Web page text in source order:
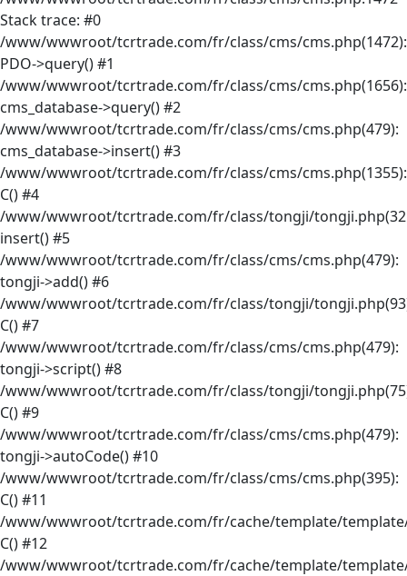
Stack trace: #0
/www/wwwroot/tcrtrade.com/fr/class/cms/cms.php(1472):
PDO->query() #1
/www/wwwroot/tcrtrade.com/fr/class/cms/cms.php(1656):
cms_database->query() #2
/www/wwwroot/tcrtrade.com/fr/class/cms/cms.php(479):
cms_database->insert() #3
/www/wwwroot/tcrtrade.com/fr/class/cms/cms.php(1355):
C() #4
/www/wwwroot/tcrtrade.com/fr/class/tongji/
insert() #5
/www/wwwroot/tcrtrade.com/fr/class/cms/cms.php(479):
tongji->add() #6
/www/wwwroot/tcrtrade.com/fr/class/tongji/
C() #7
/www/wwwroot/tcrtrade.com/fr/class/cms/cms.php(479):
tongji->script() #8
/www/wwwroot/tcrtrade.com/fr/class/tongji/
C() #9
/www/wwwroot/tcrtrade.com/fr/class/cms/cms.php(479):
tongji->autoCode() #10
/www/wwwroot/tcrtrade.com/fr/class/cms/cms.php(395):
C() #11
/www/wwwroot/tcrtrade.com/fr/cache/template/template/
C() #12
/www/wwwroot/tcrtrade.com/fr/cache/template/template/